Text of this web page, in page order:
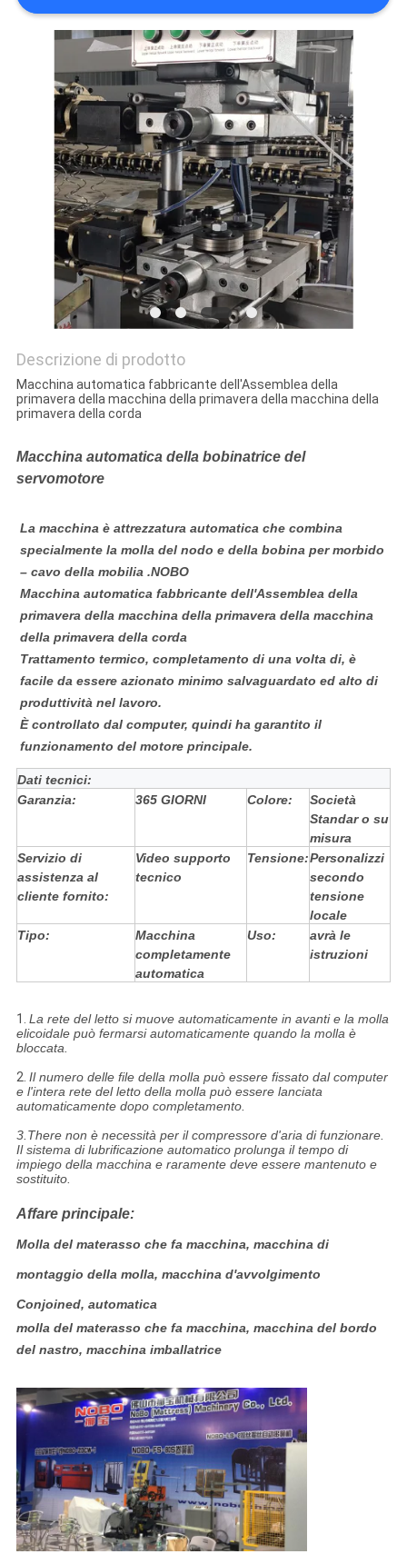
NORME
SULLA
PRIVACY
Descrizione di prodotto
Macchina automatica fabbricante dell'Assemblea della
primavera della macchina della primavera della macchina della
primavera della corda
Macchina automatica della bobinatrice del
servomotore
La macchina è attrezzatura automatica che combina
specialmente la molla del nodo e della bobina per morbido
–cavo della mobilia .NOBO
Macchina automatica fabbricante dell'Assemblea della
primavera della macchina della primavera della macchina
della primavera della corda
Trattamento termico, completamento di una volta di, è
facile da essere azionato minimo salvaguardato ed alto di
produttività nel lavoro.
È controllato dal computer, quindi ha garantito il
funzionamento del motore principale.
Dati tecnici:
Garanzia:
365 GIORNI Colore:
Società
Standar o su
misura
Servizio di
assistenza al
cliente fornito:
Video supporto
tecnico
Tensione:Personalizzi
secondo
tensione
locale
Tipo:
Macchina
completamente
automatica
Uso:
avrà le
istruzioni
1. La rete del letto si muove automaticamente in avanti e la molla
elicoidale può fermarsi automaticamente quando la molla è
bloccata.
2. Il numero delle file della molla può essere fissato dal computer
e l'intera rete del letto della molla può essere lanciata
automaticamente dopo completamento.
3.There non è necessità per il compressore d'aria di funzionare.
Il sistema di lubrificazione automatico prolunga il tempo di
impiego della macchina e raramente deve essere mantenuto e
sostituito.
Affare principale:
Molla del materasso che fa macchina, macchina di
montaggio della molla, macchina d'avvolgimento
Conjoined, automatica
molla del materasso che fa macchina, macchina del bordo
del nastro, macchina imballatrice